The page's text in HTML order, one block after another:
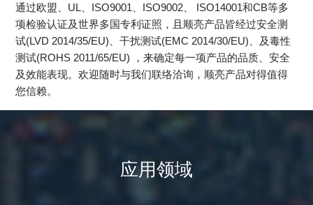
通过欧盟、UL、ISO9001、ISO9002、 ISO14001和CB等多
项检验认证及世界多国专利证照，且顺亮产品皆经过安全测
试(LVD 2014/35/EU)、干扰测试(EMC 2014/30/EU)、及毒性
测试(ROHS 2011/65/EU) ，来确定每一项产品的品质、安全
及效能表现。欢迎随时与我们联络洽询，顺亮产品对得值得
您信赖。
应用领域